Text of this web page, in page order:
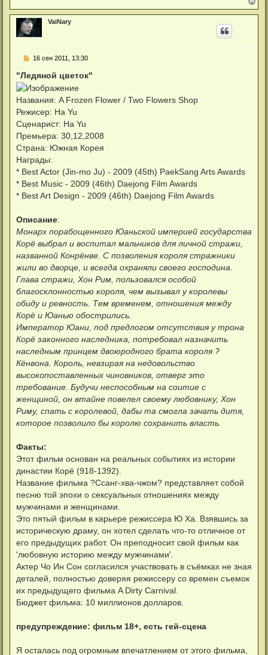
е
р
VaiNary
С
о
б
щ
н
и
16 сен 2011, 13:30
"Ледяной цветок"
Названия: A Frozen Flower / Two Flowers Shop
Режисер: Ha Yu
Сценарист: Ha Yu
Премьера: 30,12,2008
Страна: Южная Корея
Награды:
* Best Actor (Jin-mo Ju) - 2009 (45th) PaekSang Arts Awards
* Best Music - 2009 (46th) Daejong Film Awards
* Best Art Design - 2009 (46th) Daejong Film Awards
Описание:
Монарх порабощенного Юаньской империей государства
Корё выбрал и воспитал мальчиков для личной стражи,
названной Конрёнве. С позволения короля стражники
жили во дворце, и всегда охраняли своего господина.
Глава стражи, Хон Рим, пользовался особой
благосклонностью короля, чем вызывал у королевы
обиду и ревность. Тем временем, отношения между
Корё и Юанью обострились.
Император Юани, под предлогом отсутствия у трона
Корё законного наследника, потребовал назначить
наследным принцем двоюродного брата короля ?
Кёнвона. Король, невзирая на недовольство
высокопоставленных чиновников, отверг это
требование. Будучи неспособным на соитие с
женщиной, он втайне повелел своему любовнику, Хон
Риму, спать с королевой, дабы та смогла зачать дитя,
которое позволило бы королю сохранить власть.
Факты:
Этот фильм основан на реальных событиях из истории
династии Корё (918-1392).
Название фильма ?Ссанг-хва-чжом? представляет собой
песню той эпохи о сексуальных отношениях между
мужчинами и женщинами.
Это пятый фильм в карьере режиссера Ю Ха. Взявшись за
историческую драму, он хотел сделать что-то отличное от
его предыдущих работ. Он преподносит свой фильм как
'любовную историю между мужчинами'.
Актер Чо Ин Сон согласился участвовать в съёмках не зная
деталей, полностью доверяя режиссеру со времен съемок
их предыдущего фильма A Dirty Carnival.
Бюджет фильма: 10 миллионов долларов.
предупреждение: фильм 18+, есть гей-сцена
Я осталась под огромным впечатлением от этого фильма,